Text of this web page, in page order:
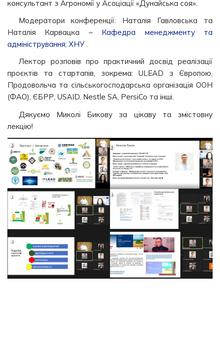
консультант з Агрономії у Асоціації «Дунайська соя».
Модератори конференції: Наталія Гавловська та
Наталія Карвацка – Кафедра менеджменту та
адміністрування; ХНУ .
Лектор розповів про практичний досвід реалізації
проєктів та стартапів, зокрема: ULEAD з Європою,
Продовольча та сільськогосподарська організація ООН
(ФАО), ЄБРР, USAID, Nestle SA, PersiCo та інші.
Дякуємо Миколі Бикову за цікаву та змістовну
лекцію!